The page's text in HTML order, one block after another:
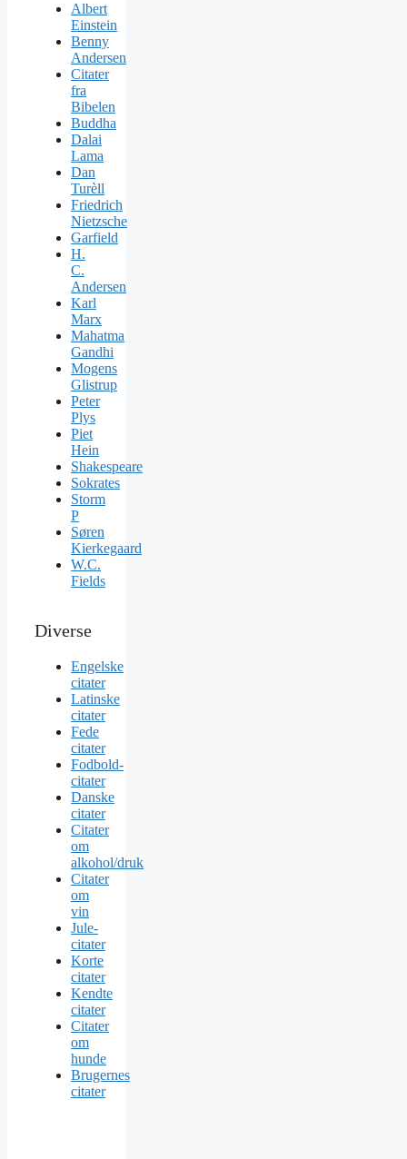
Albert
Einstein
Benny
Andersen
Citater
fra
Bibelen
Buddha
Dalai
Lama
Dan
Turèll
Friedrich
Nietzsche
Garfield
H.
C.
Andersen
Karl
Marx
Mahatma
Gandhi
Mogens
Glistrup
Peter
Plys
Piet
Hein
Shakespeare
Sokrates
Storm
P
Søren
Kierkegaard
W.C.
Fields
Diverse
Engelske
citater
Latinske
citater
Fede
citater
Fodbold-
citater
Danske
citater
Citater
om
alkohol/druk
Citater
om
vin
Jule-
citater
Korte
citater
Kendte
citater
Citater
om
hunde
Brugernes
citater